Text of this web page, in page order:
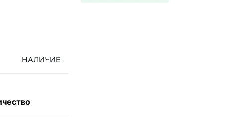
НАЛИЧИЕ